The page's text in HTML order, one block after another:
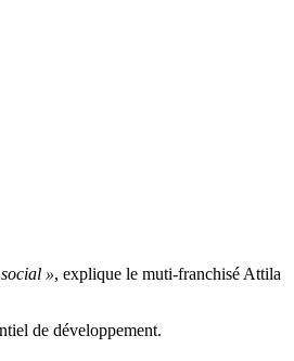
», explique le muti-franchisé Attila
de développement.